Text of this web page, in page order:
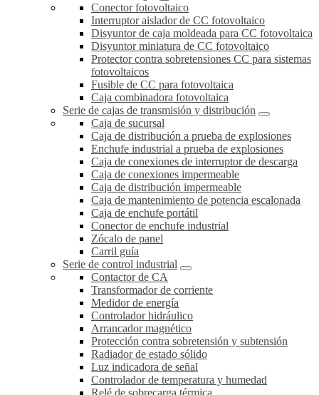
Conector fotovoltaico
Interruptor aislador de CC fotovoltaico
Disyuntor de caja moldeada para CC fotovoltaica
Disyuntor miniatura de CC fotovoltaico
Protector contra sobretensiones CC para sistemas
fotovoltaicos
Fusible de CC para fotovoltaica
Caja combinadora fotovoltaica
Serie de cajas de transmisión y distribución
Caja de sucursal
Caja de distribución a prueba de explosiones
Enchufe industrial a prueba de explosiones
Caja de conexiones de interruptor de descarga
Caja de conexiones impermeable
Caja de distribución impermeable
Caja de mantenimiento de potencia escalonada
Caja de enchufe portátil
Conector de enchufe industrial
Zócalo de panel
Carril guía
Serie de control industrial
Contactor de CA
Transformador de corriente
Medidor de energía
Controlador hidráulico
Arrancador magnético
Protección contra sobretensión y subtensión
Radiador de estado sólido
Luz indicadora de señal
Controlador de temperatura y humedad